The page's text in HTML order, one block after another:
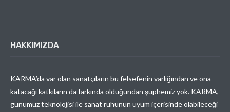
HAKKIMIZDA
KARMA’da var olan sanatçıların bu felsefenin varlığından ve ona
katacağı katkıların da farkında olduğundan şüphemiz yok. KARMA,
günümüz teknolojisi ile sanat ruhunun uyum içerisinde olabileceği